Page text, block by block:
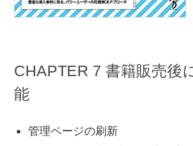
CHAPTER 7 書籍販売後
能
管理ページの刷新